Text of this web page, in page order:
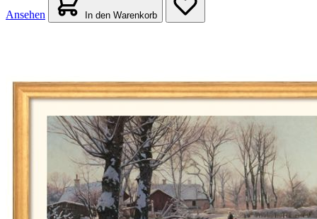
Ansehen In den Warenkorb